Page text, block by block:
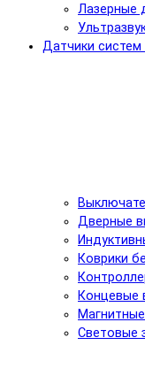
Лазерные
Датчики систем
Дверные
Коврики
Концевые
Световые